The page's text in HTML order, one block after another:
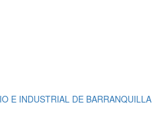
E INDUSTRIAL DE BARRANQUILLA